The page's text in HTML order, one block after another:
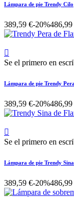
Lámpara de pie Trendy Cilo
389,59 €-20%486,99

Se el primero en
Lámpara de pie Trendy Pera
389,59 €-20%486,99

Se el primero en
Lámpara de pie Trendy Sina
389,59 €-20%486,99